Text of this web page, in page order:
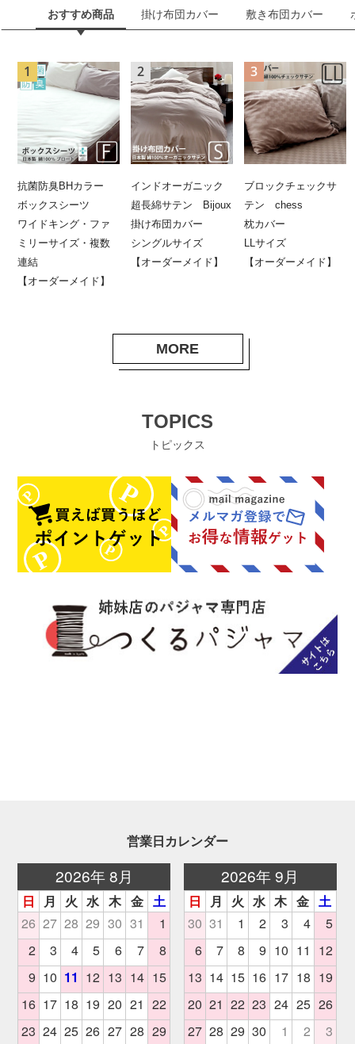
おすすめ商品 掛け布団カバー 敷き布団カバー
抗菌防臭BHカラー
ボックスシーツ
ワイドキング・ファ
ミリーサイズ・複数
連結
【オーダーメイド】
インドオーガニック
超長綿サテン Bijoux
掛け布団カバー
シングルサイズ
【オーダーメイド】
ブロックチェックサ
テン chess
枕カバー
LLサイズ
【オーダーメイド】
MORE
TOPICS
トピックス
営業日カレンダー